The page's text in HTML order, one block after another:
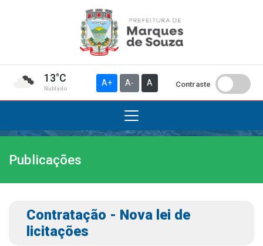
13°C
Nublado
A+ A- A Contraste
Institucional
A Prefeitura
Gabinete do Vice-prefeito
História do Município
Publicações
Contratação - Nova lei de
licitações